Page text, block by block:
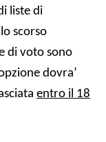
liste di
scorso
di voto sono
dovra’
entro il 18